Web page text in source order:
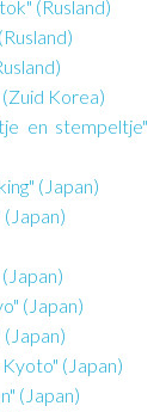
(Rusland)
(Zuid Korea)
en stempeltje"
(Japan)
(Japan)
(Japan)
(Japan)
(Japan)